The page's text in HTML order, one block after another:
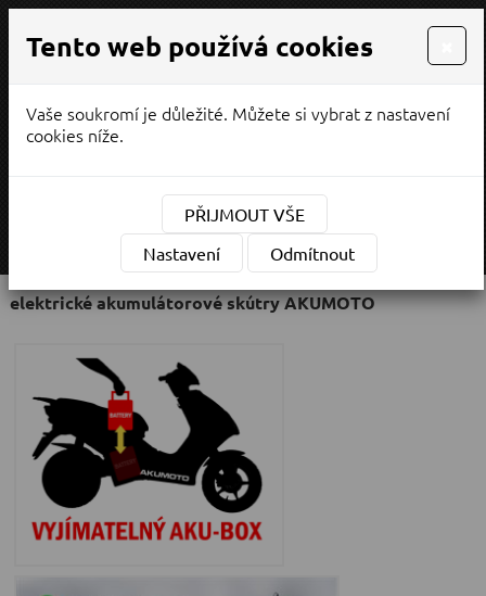
PRODEJ / SERVIS
Měna:(CZK)
MENU
elektrické akumulátorové skútry AKUMOTO
Tento web používá cookies
Vaše soukromí je důležité. Můžete si vybrat z nastavení
cookies níže.
PŘIJMOUT VŠE
Nastavení
Odmítnout